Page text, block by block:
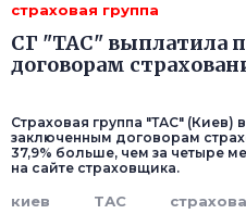
страховая группа
СГ "ТАС" выплатила
договорам
Страховая группа "ТАС" (Киев)
заключенным договорам
37,9% больше, чем за четыре
на сайте страховщика.
киев ТАС